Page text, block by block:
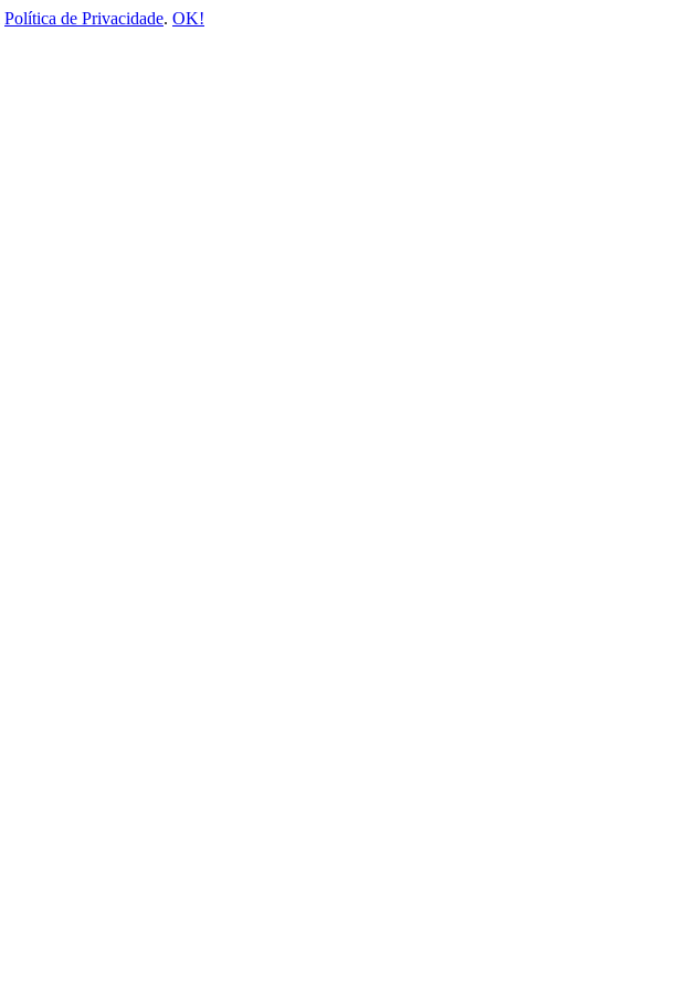
Política de Privacidade. OK!